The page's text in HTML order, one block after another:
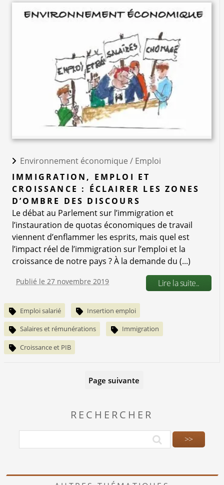
Environnement économique / Emploi
IMMIGRATION, EMPLOI ET
CROISSANCE : ÉCLAIRER LES ZONES
D’OMBRE DES DISCOURS
Le débat au Parlement sur l’immigration et
l’instauration de quotas économiques de travail
viennent d’enflammer les esprits, mais quel est
l’impact réel de l’immigration sur l’emploi et la
croissance de notre pays ? À la demande du (...)
Publié le 27 novembre 2019 Lire la suite..
Emploi salarié Insertion emploi
Salaires et rémunérations Immigration
Croissance et PIB
Page suivante
RECHERCHER